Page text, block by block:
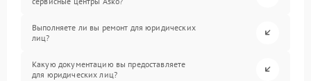
Выполняете ли вы ремонт для юридических
лиц?
Какую документацию вы предоставляете
для юридических лиц?